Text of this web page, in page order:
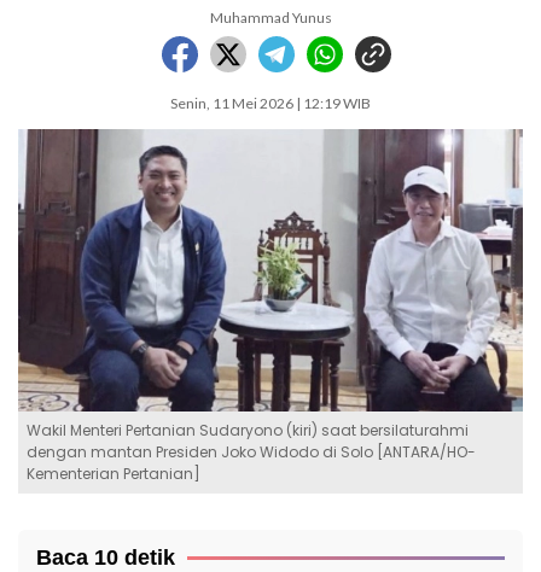
Muhammad Yunus
Senin, 11 Mei 2026 | 12:19 WIB
Wakil Menteri Pertanian Sudaryono (kiri) saat bersilaturahmi
dengan mantan Presiden Joko Widodo di Solo [ANTARA/HO-
Kementerian Pertanian]
Baca 10 detik